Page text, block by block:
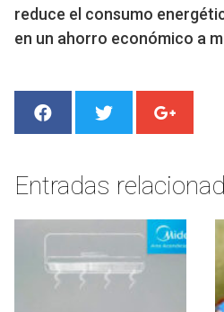
reduce el consumo
en un ahorro económico a
Entradas